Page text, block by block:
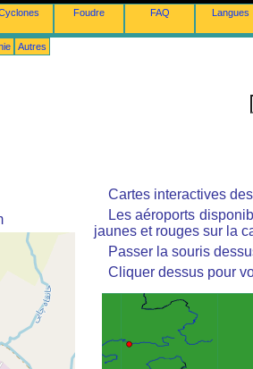
Foudre FAQ Langues
Autres
Cartes interactives
Les aéroports
jaunes et rouges sur la
Passer la souris
Cliquer dessus pour